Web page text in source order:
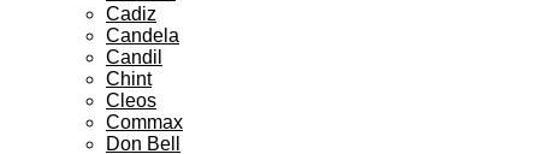
Cadiz
Candela
Candil
Chint
Cleos
Commax
Don Bell